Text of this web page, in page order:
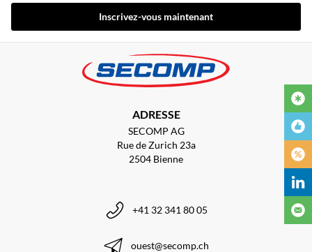
Inscrivez-vous maintenant
ADRESSE
SECOMP AG
Rue de Zurich 23a
2504 Bienne
+41 32 341 80 05
ouest@secomp.ch